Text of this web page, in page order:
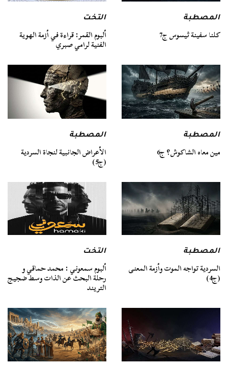
المصطبة
كلنا سفينة ثيسوس ج7
التخت
ألبوم القمر: قراءة في أزمة الهوية
الفنية لرامي صبري
المصطبة
مين معاه الشاكوش؟ ج6
المصطبة
الأعراض الجانبية لنجاة السردية
(ج5)
المصطبة
السردية تواجه الموت وأزمة المعنى
(ج4)
التخت
ألبوم سمعوني : محمد حماقي و
رحلة البحث عن الذات وسط ضجيج
التريند